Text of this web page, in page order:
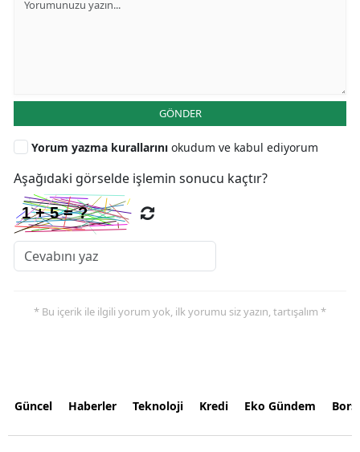
GÖNDER
Yorum yazma kurallarını okudum ve kabul ediyorum
Aşağıdaki görselde işlemin sonucu kaçtır?
* Bu içerik ile ilgili yorum yok, ilk yorumu siz yazın, tartışalım *
Güncel Haberler Teknoloji Kredi Eko Gündem